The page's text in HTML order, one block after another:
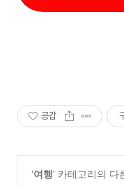
공감
'여행' 카테고리의 다